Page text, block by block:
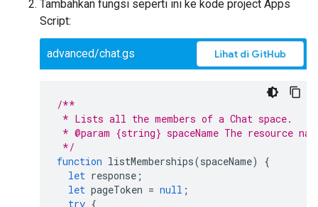
Tambahkan fungsi seperti ini ke kode project Apps
Script:
advanced/chat.gs Lihat di GitHub
/**
* Lists all the members of a Chat space.
* @param {string} spaceName The resource
*/
function listMemberships(spaceName)
{
let response ;
let pageToken = null ;
try {